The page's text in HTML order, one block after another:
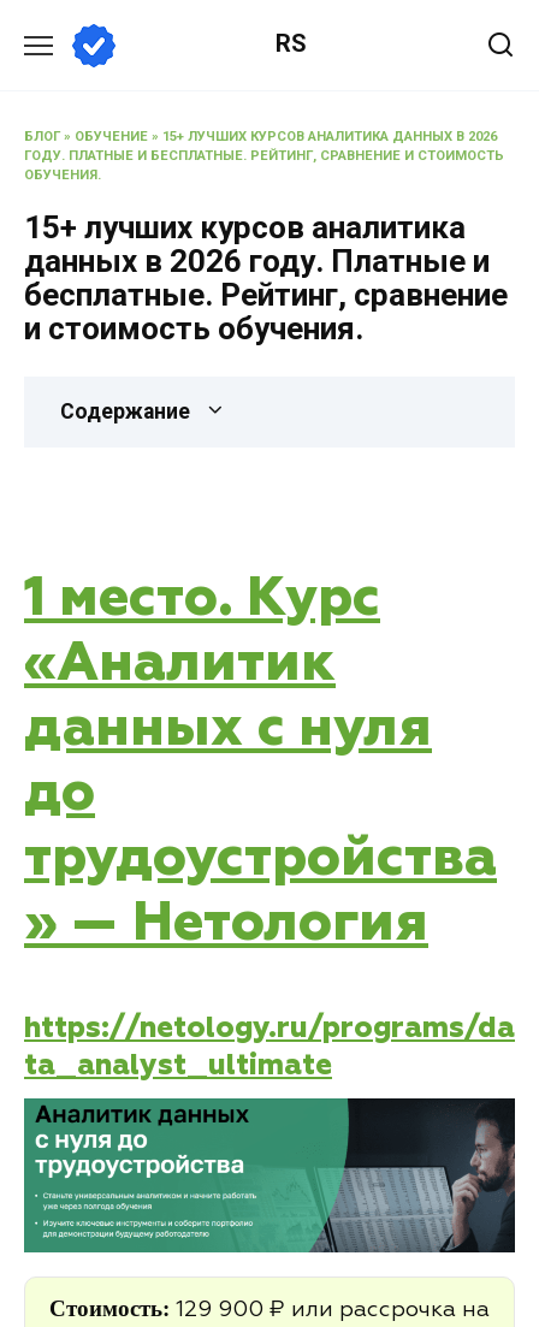
RS
БЛОГ» ОБУЧЕНИЕ » 15+ ЛУЧШИХ КУРСОВ АНАЛИТИКА ДАННЫХ В 2026
ГОДУ. ПЛАТНЫЕ И БЕСПЛАТНЫЕ. РЕЙТИНГ, СРАВНЕНИЕ И СТОИМОСТЬ
ОБУЧЕНИЯ.
15+ лучших курсов аналитика
данных в 2026 году. Платные и
бесплатные. Рейтинг, сравнение
и стоимость обучения.
Содержание
1 место. Курс
«Аналитик
данных с нуля
до
трудоустройства
» — Нетология
https://netology.ru/programs/da
ta_analyst_ultimate
Стоимость: 129 900 ₽ или рассрочка на